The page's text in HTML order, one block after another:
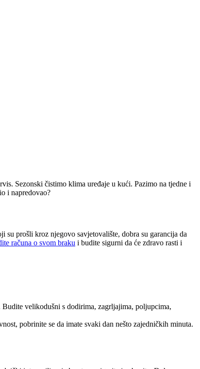
Sezonski čistimo klima uređaje u kući. Pazimo na tjedne i
i napredovao?
prošli kroz njegovo savjetovalište, dobra su garancija da
računa o svom braku i budite sigurni da će zdravo rasti i
velikodušni s dodirima, zagrljajima, poljupcima,
pobrinite se da imate svaki dan nešto zajedničkih minuta.